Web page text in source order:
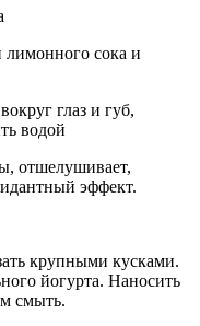
лимонного сока и
глаз и губ,
водой
отшелушивает,
эффект.
крупными кусками.
йогурта. Наносить
смыть.